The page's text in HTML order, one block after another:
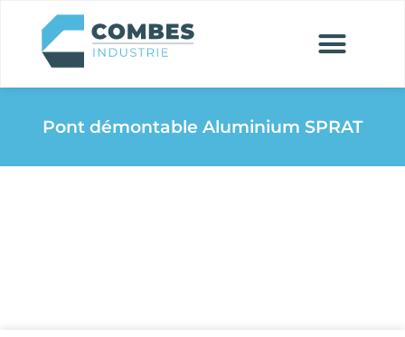
Pont démontable Aluminium SPRAT